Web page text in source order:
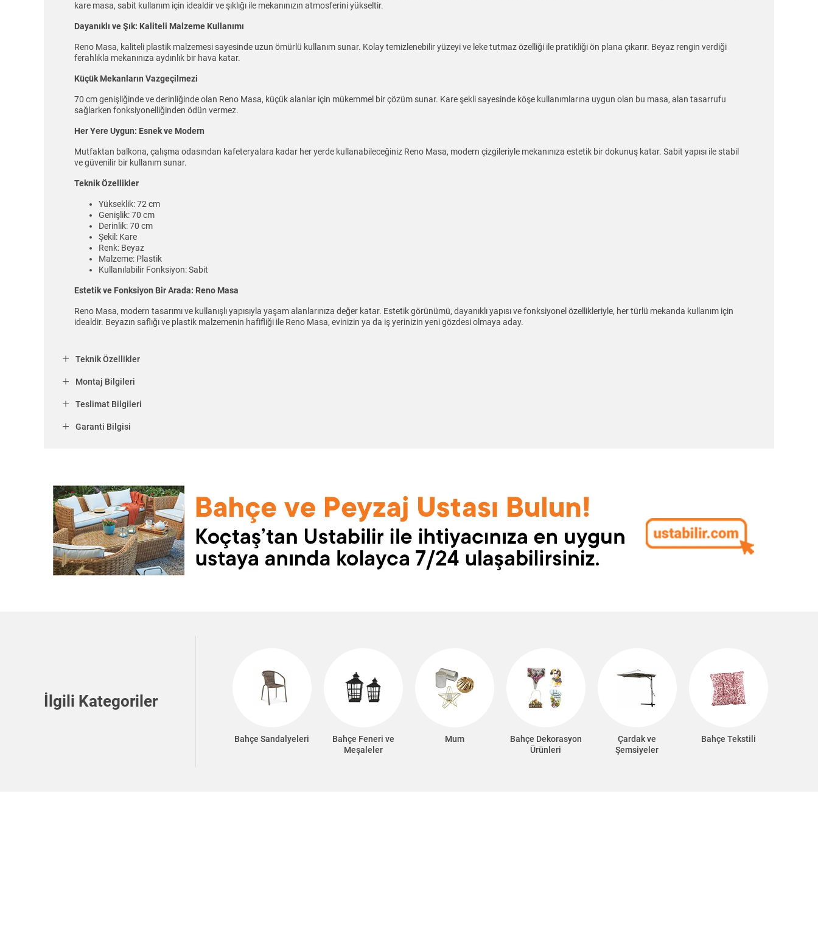
kare masa, sabit kullanım için idealdir ve şıklığı ile mekanınızın atmosferini yükseltir.
Dayanıklı ve Şık: Kaliteli Malzeme Kullanımı
Reno Masa, kaliteli plastik malzemesi sayesinde uzun ömürlü kullanım sunar. Kolay temizlenebilir yüzeyi ve leke tutmaz özelliği ile pratikliği ön plana çıkarır. Beyaz rengin verdiği
ferahlıkla mekanınıza aydınlık bir hava katar.
Küçük Mekanların Vazgeçilmezi
70 cm genişliğinde ve derinliğinde olan Reno Masa, küçük alanlar için mükemmel bir çözüm sunar. Kare şekli sayesinde köşe kullanımlarına uygun olan bu masa, alan tasarrufu
sağlarken fonksiyonelliğinden ödün vermez.
Her Yere Uygun: Esnek ve Modern
Mutfaktan balkona, çalışma odasından kafeteryalara kadar her yerde kullanabileceğiniz Reno Masa, modern çizgileriyle mekanınıza estetik bir dokunuş katar. Sabit yapısı ile stabil
ve güvenilir bir kullanım sunar.
Teknik Özellikler
Yükseklik: 72 cm
Genişlik: 70 cm
Derinlik: 70 cm
Şekil: Kare
Renk: Beyaz
Malzeme: Plastik
Kullanılabilir Fonksiyon: Sabit
Estetik ve Fonksiyon Bir Arada: Reno Masa
Reno Masa, modern tasarımı ve kullanışlı yapısıyla yaşam alanlarınıza değer katar. Estetik görünümü, dayanıklı yapısı ve fonksiyonel özellikleriyle, her türlü mekanda kullanım için
idealdir. Beyazın saflığı ve plastik malzemenin hafifliği ile Reno Masa, evinizin ya da iş yerinizin yeni gözdesi olmaya aday.
Teknik Özellikler
Montaj Bilgileri
Teslimat Bilgileri
Garanti Bilgisi
İlgili Kategoriler
Bahçe Sandalyeleri
Bahçe Feneri ve
Meşaleler
Mum
Bahçe Dekorasyon
Ürünleri
Çardak ve
Şemsiyeler
Bahçe Tekstili